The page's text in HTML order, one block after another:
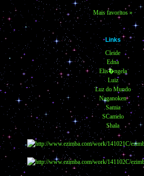
Mais favoritos »
Links
Cleide
Edna
Elis�ngela
Luiz
Luz do Mundo
Naganoken
Samia
SCamelo
Shala